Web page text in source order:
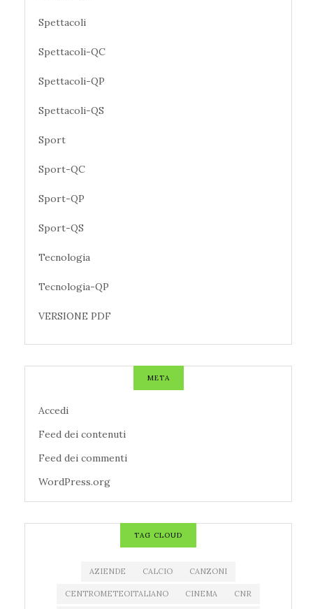
Spettacoli
Spettacoli-QC
Spettacoli-QP
Spettacoli-QS
Sport
Sport-QC
Sport-QP
Sport-QS
Tecnologia
Tecnologia-QP
VERSIONE PDF
META
Accedi
Feed dei contenuti
Feed dei commenti
WordPress.org
TAG CLOUD
AZIENDE CALCIO CANZONI
CENTROMETEOITALIANO CINEMA CNR